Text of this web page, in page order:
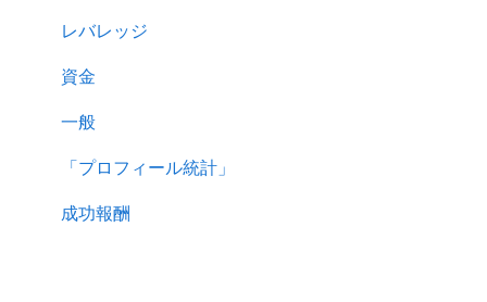
レバレッジ
資金
一般
「プロフィール統計」
成功報酬